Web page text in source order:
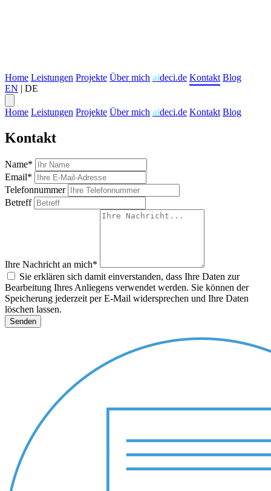
Home Leistungen Projekte Über mich aideci.de Kontakt Blog
EN | DE
Home Leistungen Projekte Über mich aideci.de Kontakt Blog
Kontakt
Name*
Email*
Telefonnummer
Betreff
Ihre Nachricht an mich*
Sie erklären sich damit einverstanden, dass Ihre Daten zur
Bearbeitung Ihres Anliegens verwendet werden. Sie können der
Speicherung jederzeit per E-Mail widersprechen und Ihre Daten
löschen lassen.
Senden